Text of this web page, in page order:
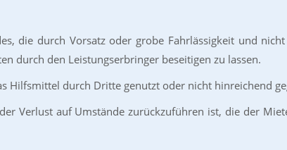
die durch Vorsatz oder grobe Fahrlässigkeit und
durch den Leistungserbringer beseitigen zu lassen.
Hilfsmittel durch Dritte genutzt oder nicht hinreichend
Verlust auf Umstände zurückzuführen ist, die der